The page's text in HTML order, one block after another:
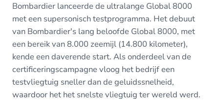
Bombardier lanceerde de ultralange Global 8000
met een supersonisch testprogramma. Het debuut
van Bombardier's lang beloofde Global 8000, met
een bereik van 8.000 zeemijl (14.800 kilometer),
kende een daverende start. Als onderdeel van de
certificeringscampagne vloog het bedrijf een
testvliegtuig sneller dan de geluidssnelheid,
waardoor het het snelste vliegtuig ter wereld werd.